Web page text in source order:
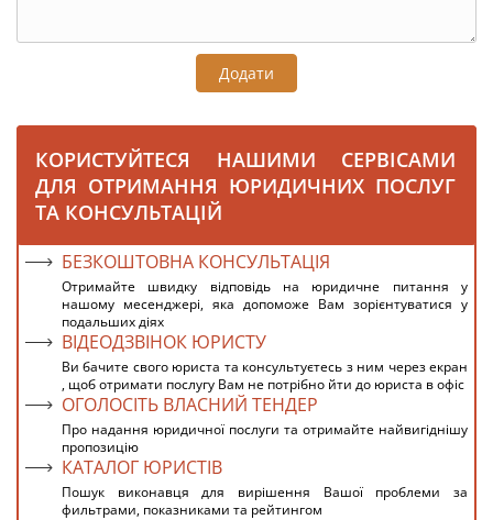
Додати
КОРИСТУЙТЕСЯ НАШИМИ СЕРВІСАМИ
ДЛЯ ОТРИМАННЯ ЮРИДИЧНИХ ПОСЛУГ
ТА КОНСУЛЬТАЦІЙ
БЕЗКОШТОВНА КОНСУЛЬТАЦІЯ
Отримайте швидку відповідь на юридичне питання у
нашому месенджері, яка допоможе Вам зорієнтуватися у
подальших діях
ВІДЕОДЗВІНОК ЮРИСТУ
Ви бачите свого юриста та консультуєтесь з ним через екран
, щоб отримати послугу Вам не потрібно йти до юриста в офіс
ОГОЛОСІТЬ ВЛАСНИЙ ТЕНДЕР
Про надання юридичної послуги та отримайте найвигіднішу
пропозицію
КАТАЛОГ ЮРИСТІВ
Пошук виконавця для вирішення Вашої проблеми за
фильтрами, показниками та рейтингом